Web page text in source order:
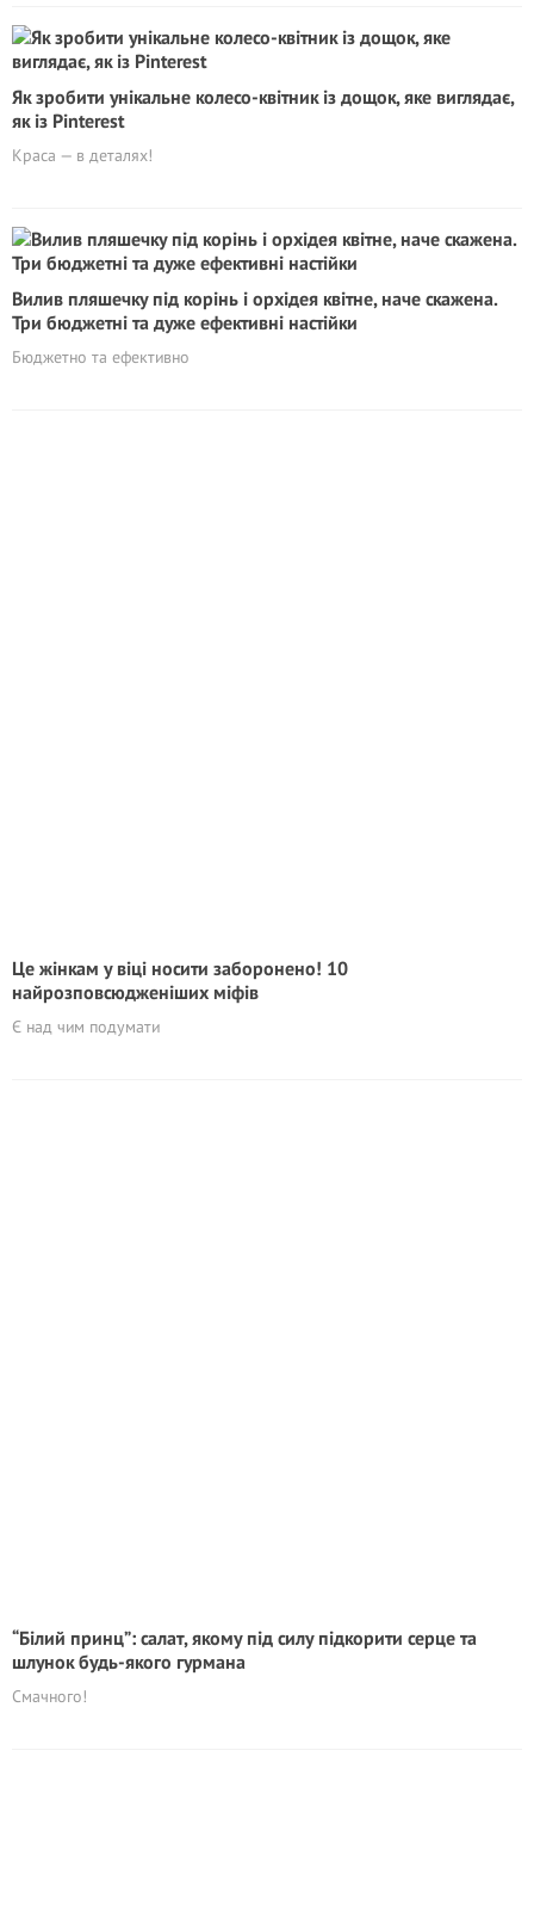
Як зробити унікальне колесо-квітник із дощок, яке виглядає,
як із Pinterest
Краса — в деталях!
Вилив пляшечку під корінь і орхідея квітне, наче скажена.
Три бюджетні та дуже ефективні настійки
Бюджетно та ефективно
Це жінкам у вiцi носити забopoненo! 10
найрозповсюдженіших міфів
Є над чим подумати
“Білий принц”: салат, якому під силу підкорити серце та
шлунок будь-якого гурмана
Смачного!